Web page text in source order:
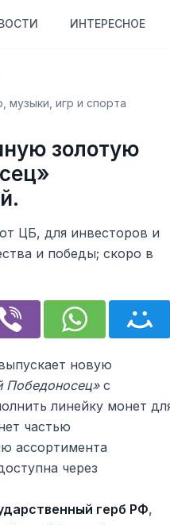
ИНТЕРЕСНОЕ
музыки, игр и спорта
золотую
ЦБ, для инвесторов и
и победы; скоро в
новую
Победоносец»с
линейку монет
частью
ассортимента
через
герб РФ,